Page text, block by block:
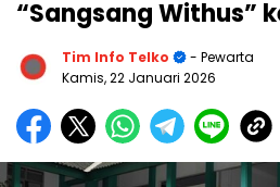
“Sangsang Withus”
Tim Info Telko
- Pewarta
Kamis, 22 Januari 2026